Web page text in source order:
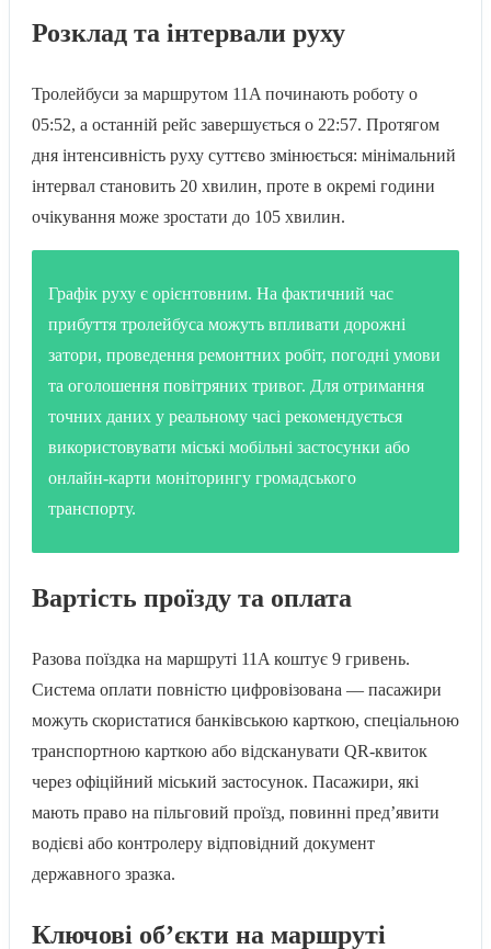
Розклад та інтервали руху
Тролейбуси за маршрутом 11A починають роботу о
05:52, а останній рейс завершується о 22:57. Протягом
дня інтенсивність руху суттєво змінюється: мінімальний
інтервал становить 20 хвилин, проте в окремі години
очікування може зростати до 105 хвилин.
Графік руху є орієнтовним. На фактичний час
прибуття тролейбуса можуть впливати дорожні
затори, проведення ремонтних робіт, погодні умови
та оголошення повітряних тривог. Для отримання
точних даних у реальному часі рекомендується
використовувати міські мобільні застосунки або
онлайн-карти моніторингу громадського
транспорту.
Вартість проїзду та оплата
Разова поїздка на маршруті 11A коштує 9 гривень.
Система оплати повністю цифровізована — пасажири
можуть скористатися банківською карткою, спеціальною
транспортною карткою або відсканувати QR-квиток
через офіційний міський застосунок. Пасажири, які
мають право на пільговий проїзд, повинні пред’явити
водієві або контролеру відповідний документ
державного зразка.
Ключові об’єкти на маршруті